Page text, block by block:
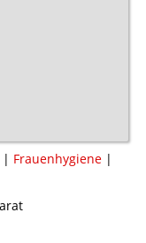
| Frauenhygiene |